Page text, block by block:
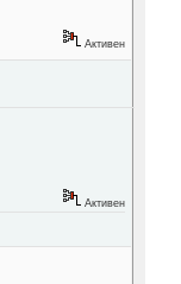
Активен
Активен